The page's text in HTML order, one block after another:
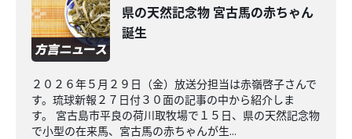
県の天然記念物 宮古馬の赤ちゃん
誕生
２０２６年５月２９日（金）放送分担当は赤嶺啓子さんで
す。琉球新報２７日付３０面の記事の中から紹介しま
す。 宮古島市平良の荷川取牧場で１５日、県の天然記念物
で小型の在来馬、宮古馬の赤ちゃんが生...